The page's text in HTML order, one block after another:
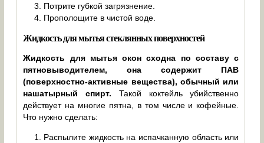
Потрите губкой загрязнение.
Прополощите в чистой воде.
Жидкость для мытья стеклянных поверхностей
Жидкость для мытья окон сходна по составу с
пятновыводителем, она содержит ПАВ
(поверхностно-активные вещества), обычный или
нашатырный спирт. Такой коктейль убийственно
действует на многие пятна, в том числе и кофейные.
Что нужно сделать:
Распылите жидкость на испачканную область или